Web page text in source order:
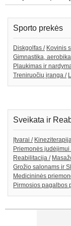
Sporto prekės
Diskgolfas / Kovinis
Gimnastika,
Plaukimas ir
Treniruočių įranga /
Sveikata ir
Įtvarai /
Priemonės judėjimui
Reabilitacija /
Grožio salonams ir
Medicininės
Pirmosios pagalbos